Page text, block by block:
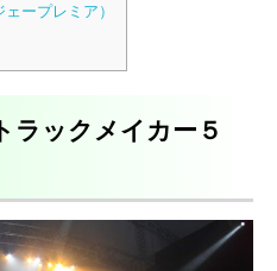
ープレミア）
ラックメイカー５